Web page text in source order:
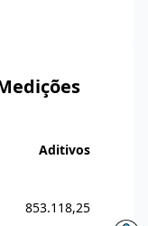
Aditivos
853.118,25